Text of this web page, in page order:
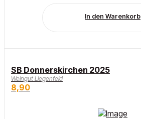
In den Warenkorb
SB Donnerskirchen 2025
Weingut Liegenfeld
8,90